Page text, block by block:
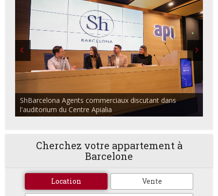
ShBarcelona Agents commerciaux discutant dans
l'auditorium du Centre Apialia
Cherchez votre appartement à
Barcelone
Location Vente